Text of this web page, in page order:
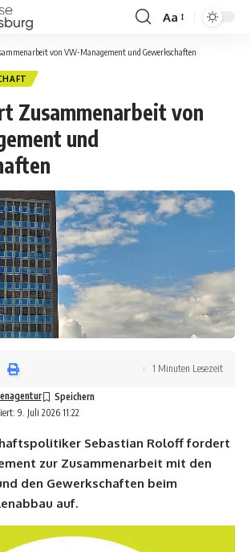
Aa
von VW-Management und Gewerkschaften
Zusammenarbeit von
und
9. Juli 2026 11:22
1 Minuten Lesezeit
Sebastian Roloff fordert
zur Zusammenarbeit mit den
den Gewerkschaften beim
auf.